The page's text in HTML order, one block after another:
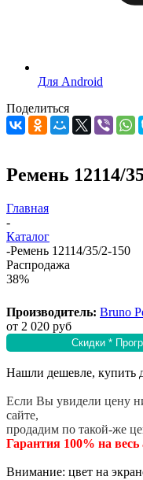
Для Android
Поделиться
Ремень 12114/
Главная
-
Каталог
-Ремень 12114/35/2-150
Распродажа
38%
Производитель: Bruno
от 2 020 руб
Нашли дешевле, купить
Если Вы увидели цену
сайте,
продадим по такой-же
Гарантия 100% на весь
Внимание: цвет на